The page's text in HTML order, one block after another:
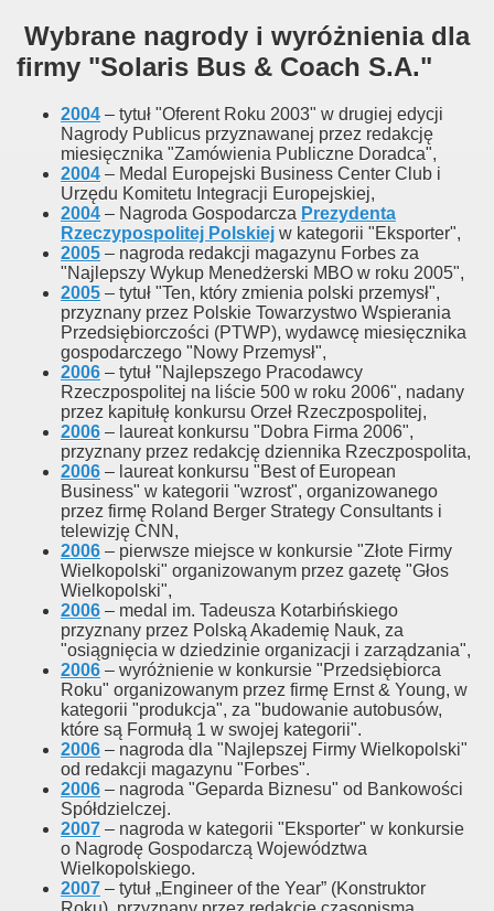
Wybrane nagrody i wyróżnienia dla
firmy "Solaris Bus & Coach S.A."
2004 – tytuł "Oferent Roku 2003" w drugiej edycji
Nagrody Publicus przyznawanej przez redakcję
miesięcznika "Zamówienia Publiczne Doradca",
2004 – Medal Europejski Business Center Club i
Urzędu Komitetu Integracji Europejskiej,
2004 – Nagroda Gospodarcza Prezydenta
Rzeczypospolitej Polskiej w kategorii "Eksporter",
2005 – nagroda redakcji magazynu Forbes za
"Najlepszy Wykup Menedżerski MBO w roku 2005",
2005 – tytuł "Ten, który zmienia polski przemysł",
przyznany przez Polskie Towarzystwo Wspierania
Przedsiębiorczości (PTWP), wydawcę miesięcznika
gospodarczego "Nowy Przemysł",
2006 – tytuł "Najlepszego Pracodawcy
Rzeczpospolitej na liście 500 w roku 2006", nadany
przez kapitułę konkursu Orzeł Rzeczpospolitej,
2006 – laureat konkursu "Dobra Firma 2006",
przyznany przez redakcję dziennika Rzeczpospolita,
2006 – laureat konkursu "Best of European
Business" w kategorii "wzrost", organizowanego
przez firmę Roland Berger Strategy Consultants i
telewizję CNN,
2006 – pierwsze miejsce w konkursie "Złote Firmy
Wielkopolski" organizowanym przez gazetę "Głos
Wielkopolski",
2006 – medal im. Tadeusza Kotarbińskiego
przyznany przez Polską Akademię Nauk, za
"osiągnięcia w dziedzinie organizacji i zarządzania",
2006 – wyróżnienie w konkursie "Przedsiębiorca
Roku" organizowanym przez firmę Ernst & Young, w
kategorii "produkcja", za "budowanie autobusów,
które są Formułą 1 w swojej kategorii".
2006 – nagroda dla "Najlepszej Firmy Wielkopolski"
od redakcji magazynu "Forbes".
2006 – nagroda "Geparda Biznesu" od Bankowości
Spółdzielczej.
2007 – nagroda w kategorii "Eksporter" w konkursie
o Nagrodę Gospodarczą Województwa
Wielkopolskiego.
2007 – tytuł „Engineer of the Year” (Konstruktor